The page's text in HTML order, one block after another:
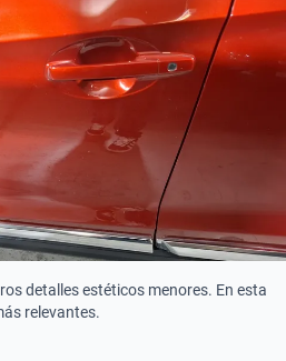
detalles estéticos menores. En esta
relevantes.